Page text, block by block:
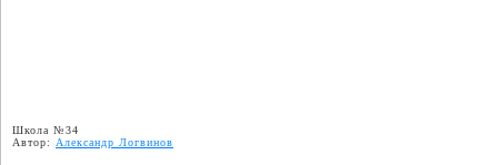
Школа №34
Автор: Александр Логвинов